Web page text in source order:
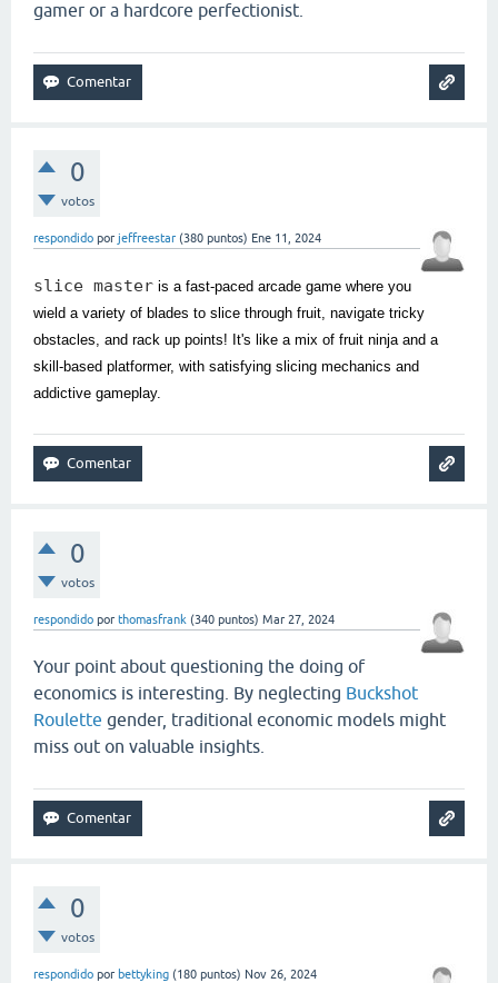
gamer or a hardcore perfectionist.
0
votos
respondido por jeffreestar (380 puntos) Ene 11, 2024
slice master is a fast-paced arcade game where you
wield a variety of blades to slice through fruit, navigate tricky
obstacles, and rack up points! It's like a mix of fruit ninja and a
skill-based platformer, with satisfying slicing mechanics and
addictive gameplay.
0
votos
respondido por thomasfrank (340 puntos) Mar 27, 2024
Your point about questioning the doing of
economics is interesting. By neglecting Buckshot
Roulette gender, traditional economic models might
miss out on valuable insights.
0
votos
respondido por bettyking (180 puntos) Nov 26, 2024